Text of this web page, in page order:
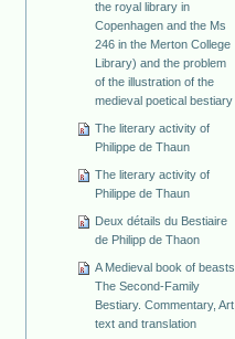
the royal library in
Copenhagen and the Ms
246 in the Merton College
Library) and the problem
of the illustration of the
medieval poetical bestiary
The literary activity of
Philippe de Thaun
The literary activity of
Philippe de Thaun
Deux détails du Bestiaire
de Philipp de Thaon
A Medieval book of beasts.
The Second-Family
Bestiary. Commentary, Art,
text and translation